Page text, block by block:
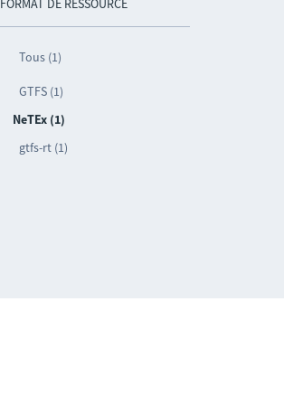
FORMAT DE RESSOURCE
Tous (1)
GTFS (1)
NeTEx (1)
gtfs-rt (1)